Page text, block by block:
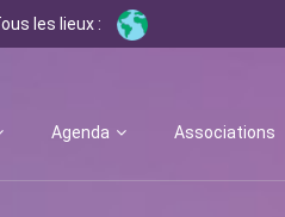
les lieux :
Agenda Associations